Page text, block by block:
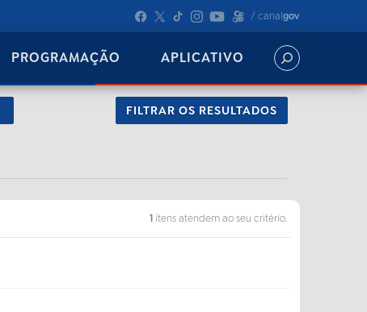
/ canalgov
PROGRAMAÇÃO APLICATIVO
FILTRAR OS RESULTADOS
1 itens atendem ao seu critério.